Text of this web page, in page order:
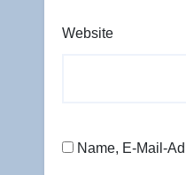
Website
Name, E-Mail-